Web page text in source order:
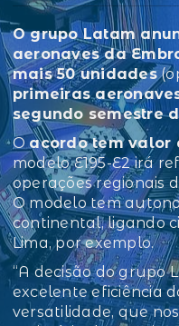
O grupo Latam
aeronaves da
mais 50 unidades
primeiras
segundo semestre
Oacordo tem valor
modelo E195-E2 irá
operações regionais
O modelo tem
continental, ligando
Lima, por exemplo.
“A decisão do grupo
excelente eficiência
versatilidade, que